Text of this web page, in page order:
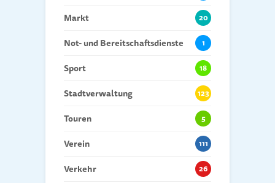
Markt 20
Not- und Bereitschaftsdienste 1
Sport 18
Stadtverwaltung 123
Touren 5
Verein 111
Verkehr 26